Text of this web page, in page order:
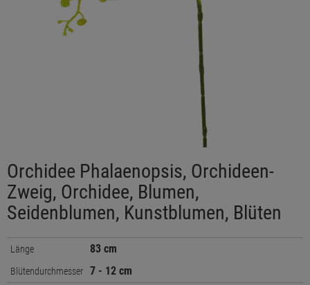
Orchidee Phalaenopsis, Orchideen-
Zweig, Orchidee, Blumen,
Seidenblumen, Kunstblumen, Blüten
Länge 83 cm
Blütendurchmesser 7 - 12 cm